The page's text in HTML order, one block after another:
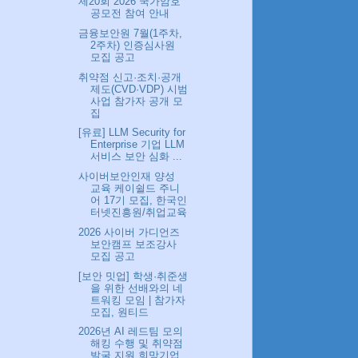
공모전 참여 안내
금융보안원 7월(1주차,
2주차) 인증심사원
모집 공고
취약점 신고·조치·공개
제도(CVD·VDP) 시범
사업 참가자 공개 모
집
[유료] LLM Security for
Enterprise 기업 LLM
서비스 보안 심화 ...
사이버보안인재 양성
교육 케이쉴드 주니
어 17기 모집, 한국인
터넷진흥원/취업교육
2026 사이버 가디언즈
보안캠프 보조강사
모집 공고
[보안 밋업] 학생·취준생
을 위한 선배와의 네
트워킹 모임 | 참가자
모집, 원티드
2026년 AI 레드팀 모의
해킹 수행 및 취약점
발굴 지원 희망기업